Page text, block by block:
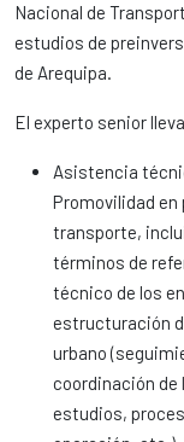
Nacional de
estudios de
de Arequipa.
El experto senior
Asistencia
Promovilidad
transporte,
términos de
técnico de los
estructuración
urbano
coordinación
estudios,